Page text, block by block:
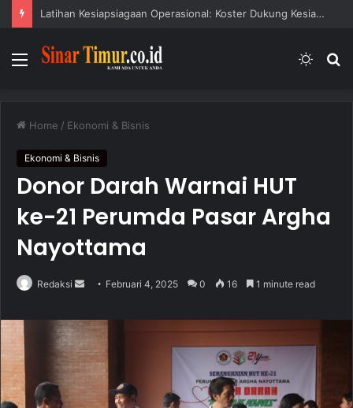
Latihan Kesiapsiagaan Operasional: Koster Dukung Kesiapsiagaan Bencana
Menu
Switch
Home / Ekonomi & Bisnis
Ekonomi & Bisnis
Donor Darah Warnai HUT
ke-21 Perumda Pasar Argha
Nayottama
Redaksi
n
d
Februari 4, 2025 0 16 1 minute read